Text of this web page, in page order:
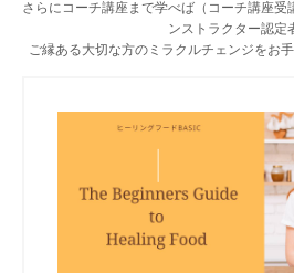
さらにコーチ講座まで学べば（コーチ講座受
ンストラクター認定
ご縁ある大切な方のミラクルチェンジをお